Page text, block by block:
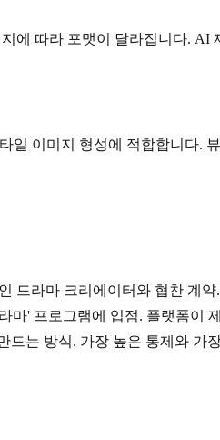
에 따라 포맷이 달라집니다.
일 이미지 형성에 적합합니다.
드라마 크리에이터와 협찬 계
마' 프로그램에 입점. 플랫폼이
드는 방식. 가장 높은 통제와 가